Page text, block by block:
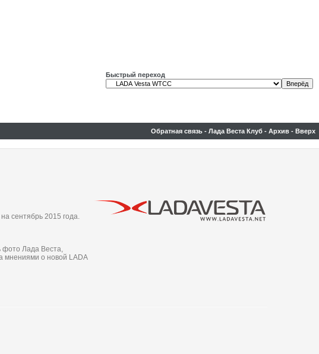
Быстрый переход
Обратная связь - Лада Веста Клуб - Архив - Вверх
сентябрь 2015 года.
фото Лада Веста,
мнениями о новой LADA